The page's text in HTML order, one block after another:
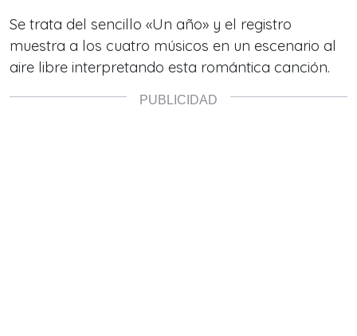
Se trata del sencillo «Un año» y el registro
muestra a los cuatro músicos en un escenario al
aire libre interpretando esta romántica canción.